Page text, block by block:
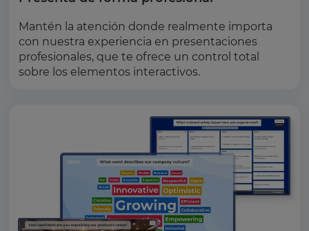
Mantén la atención donde realmente importa
con nuestra experiencia en presentaciones
profesionales, que te ofrece un control total
sobre los elementos interactivos.